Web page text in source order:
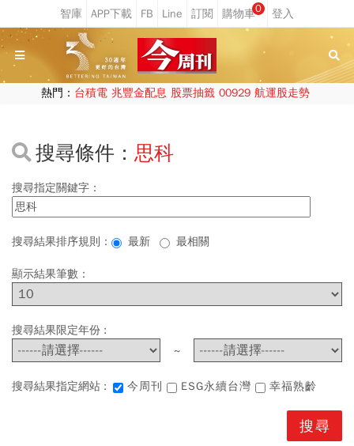
0
熱門： 台積電 兆豐金配息 股票抽籤 00929 航運股走勢
搜尋條件： 思科
搜尋指定關鍵字：
搜尋結果排序規則： 最新 最相關
顯示結果筆數：
搜尋結果限定年份 :
~
搜尋結果指定網站 : 今周刊 ESG永續台灣 幸福熟齡